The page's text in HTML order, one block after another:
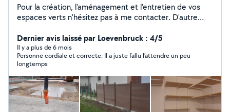
Pour la création, l'aménagement et l'entretien de vos
espaces verts n'hésitez pas à me contacter. D'autre
concernant différents types de travaux intérieurs et
extérieurs.
Dernier avis laissé par Loevenbruck : 4/5
Il y a plus de 6 mois
Personne cordiale et correcte. Il a juste fallu l’attendre un peu
longtemps